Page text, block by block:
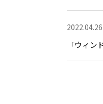
2022.04.26
「ウィ